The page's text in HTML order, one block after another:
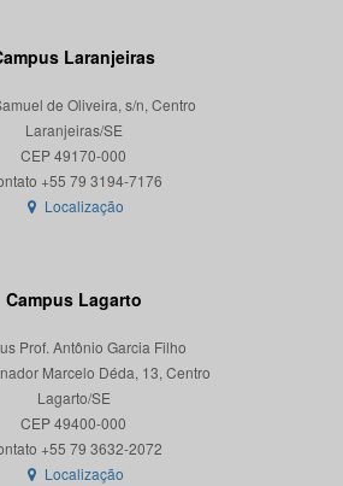
Laranjeiras
de Oliveira, s/n, Centro
Laranjeiras/SE
CEP 49170-000
Localização
Campus Lagarto
Prof. Antônio Garcia Filho
Marcelo Déda, 13, Centro
Lagarto/SE
CEP 49400-000
Localização